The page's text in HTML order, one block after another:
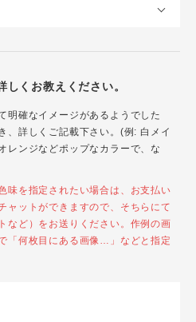
しくお教えください。
明確なイメージがあるようでした
、詳しくご記載下さい。(例: 白メイ
レンジなどポップなカラーで、な
味を指定されたい場合は、お支払い
ャットができますので、そちらにて
など）をお送りください。作例の画
「何枚目にある画像…」などと指定